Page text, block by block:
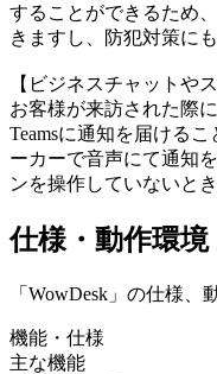
することができるため
きますし、防犯対策に
【ビジネスチャットや
お客様が来訪された際
Teamsに通知を届ける
ーカーで音声にて通知
ンを操作していないと
仕様・動作環境
「WowDesk」の仕様、
機能・仕様
主な機能